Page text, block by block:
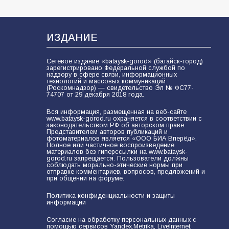
ИЗДАНИЕ
Сетевое издание «bataysk-gorod» (батайск-город)
зарегистрировано Федеральной службой по
надзору в сфере связи, информационных
технологий и массовых коммуникаций
(Роскомнадзор) — свидетельство Эл № ФС77-
74707 от 29 декабря 2018 года.
Вся информация, размещенная на веб-сайте
www.bataysk-gorod.ru охраняется в соответствии с
законодательством РФ об авторском праве.
Представителем авторов публикаций и
фотоматериалов является «ООО БИА Вперёд».
Полное или частичное воспроизведение
материалов без гиперссылки на www.bataysk-
gorod.ru запрещается. Пользователи должны
соблюдать морально-этические нормы при
отправке комментариев, вопросов, предложений и
при общении на форуме.
Политика конфиденциальности и защиты
информации
Согласие на обработку персональных данных с
помощью сервисов Yandex.Metrika, LiveInternet,